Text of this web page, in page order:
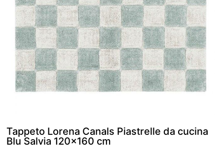
Tappeto Lorena Canals Piastrelle da cucina
Blu Salvia 120×160 cm